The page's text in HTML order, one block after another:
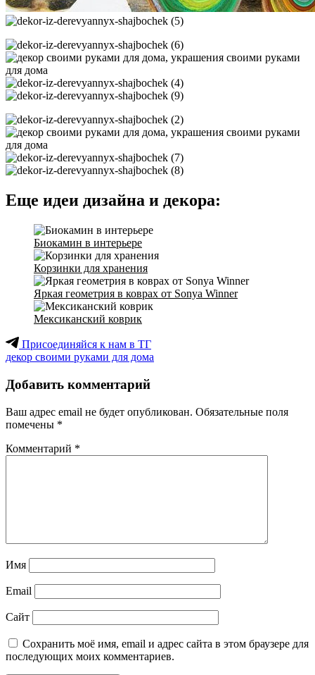
Еще идеи дизайна и декора:
Биокамин в интерьере
Корзинки для хранения
Яркая геометрия в коврах от Sonya Winner
Мексиканский коврик
Присоединяйся к нам в ТГ
декор своими руками для дома
Добавить комментарий
Ваш адрес email не будет опубликован. Обязательные поля
помечены *
Комментарий *
Имя
Email
Сайт
Сохранить моё имя, email и адрес сайта в этом браузере для
последующих моих комментариев.